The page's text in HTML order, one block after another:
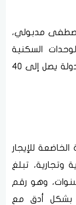
مصطفى مدبولي،
السكنية
والخدمية والصناعية والإدارية في الدولة يصل إلى 40
للإيجار
وتجارية، تبلغ
سنوات، وهو رقم
بشكل أدق مع